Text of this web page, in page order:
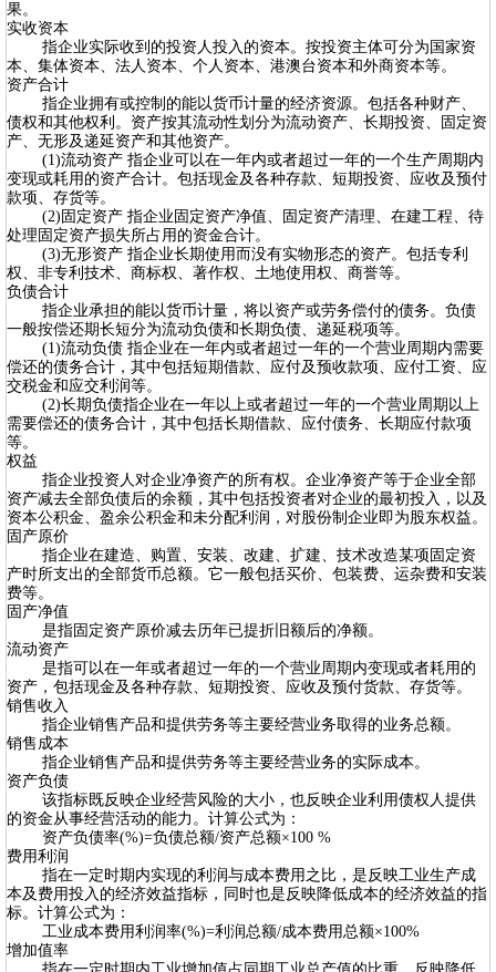
果。
实收资本
指企业实际收到的投资人投入的资本。按投资主体可分为国家资
本、集体资本、法人资本、个人资本、港澳台资本和外商资本等。
资产合计
指企业拥有或控制的能以货币计量的经济资源。包括各种财产、
债权和其他权利。资产按其流动性划分为流动资产、长期投资、固定资
产、无形及递延资产和其他资产。
(1)流动资产 指企业可以在一年内或者超过一年的一个生产周期内
变现或耗用的资产合计。包括现金及各种存款、短期投资、应收及预付
款项、存货等。
(2)固定资产 指企业固定资产净值、固定资产清理、在建工程、待
处理固定资产损失所占用的资金合计。
(3)无形资产 指企业长期使用而没有实物形态的资产。包括专利
权、非专利技术、商标权、著作权、土地使用权、商誉等。
负债合计
指企业承担的能以货币计量，将以资产或劳务偿付的债务。负债
一般按偿还期长短分为流动负债和长期负债、递延税项等。
(1)流动负债 指企业在一年内或者超过一年的一个营业周期内需要
偿还的债务合计，其中包括短期借款、应付及预收款项、应付工资、应
交税金和应交利润等。
(2)长期负债指企业在一年以上或者超过一年的一个营业周期以上
需要偿还的债务合计，其中包括长期借款、应付债务、长期应付款项
等。
权益
指企业投资人对企业净资产的所有权。企业净资产等于企业全部
资产减去全部负债后的余额，其中包括投资者对企业的最初投入，以及
资本公积金、盈余公积金和未分配利润，对股份制企业即为股东权益。
固产原价
指企业在建造、购置、安装、改建、扩建、技术改造某项固定资
产时所支出的全部货币总额。它一般包括买价、包装费、运杂费和安装
费等。
固产净值
是指固定资产原价减去历年已提折旧额后的净额。
流动资产
是指可以在一年或者超过一年的一个营业周期内变现或者耗用的
资产，包括现金及各种存款、短期投资、应收及预付货款、存货等。
销售收入
指企业销售产品和提供劳务等主要经营业务取得的业务总额。
销售成本
指企业销售产品和提供劳务等主要经营业务的实际成本。
资产负债
该指标既反映企业经营风险的大小，也反映企业利用债权人提供
的资金从事经营活动的能力。计算公式为：
资产负债率(%)=负债总额/资产总额×100 %
费用利润
指在一定时期内实现的利润与成本费用之比，是反映工业生产成
本及费用投入的经济效益指标，同时也是反映降低成本的经济效益的指
标。计算公式为：
工业成本费用利润率(%)=利润总额/成本费用总额×100%
增加值率